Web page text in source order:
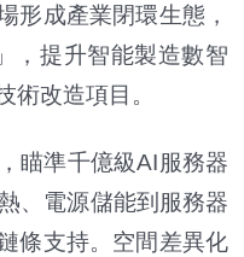
形成產業閉環生態，
，提升智能製造數智
術改造項目。
準千億級AI服務器
、電源儲能到服務器
條支持。空間差異化